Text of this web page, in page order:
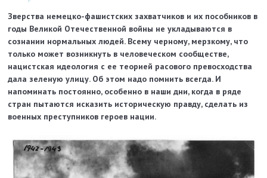
Зверства немецко-фашистских захватчиков и их пособников в
годы Великой Отечественной войны не укладываются в
сознании нормальных людей. Всему черному, мерзкому, что
только может возникнуть в человеческом сообществе,
нацистская идеология с ее теорией расового превосходства
дала зеленую улицу. Об этом надо помнить всегда. И
напоминать постоянно, особенно в наши дни, когда в ряде
стран пытаются исказить историческую правду, сделать из
военных преступников героев нации.